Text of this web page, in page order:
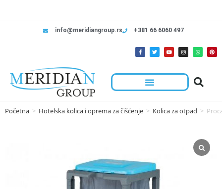
info@meridiangroup.rs +381 66 6060 497
Početna > Hotelska kolica i oprema za čišćenje > Kolica za otpad >